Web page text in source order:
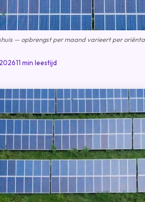
— opbrengst per maand varieert per
11 min leestijd